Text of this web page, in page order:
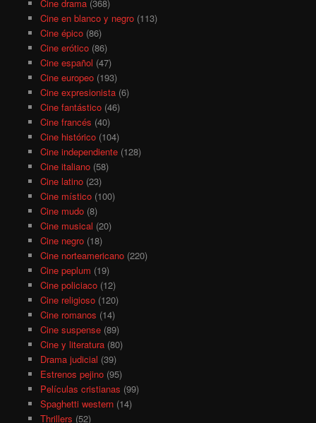
Cine drama(368)
Cine en blanco y negro(113)
Cine épico(86)
Cine erótico(86)
Cine español (47)
Cine europeo(193)
Cine expresionista(6)
Cine fantástico(46)
Cine francés (40)
Cine histórico(104)
Cine independiente(128)
Cine italiano(58)
Cine latino(23)
Cine místico(100)
Cine mudo(8)
Cine musical (20)
Cine negro(18)
Cine norteamericano(220)
Cine peplum (19)
Cine policiaco(12)
Cine religioso(120)
Cine romanos (14)
Cine suspense(89)
Cine y literatura(80)
Drama judicial (39)
Estrenos pejino(95)
Películas cristianas (99)
Spaghetti western(14)
Thrillers (52)